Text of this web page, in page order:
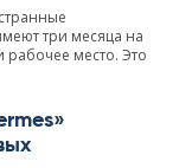
три месяца на
рабочее место. Это